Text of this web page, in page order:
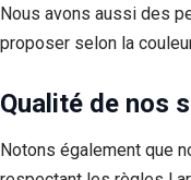
Nous avons aussi des
proposer selon la
Qualité de nos
Notons également que